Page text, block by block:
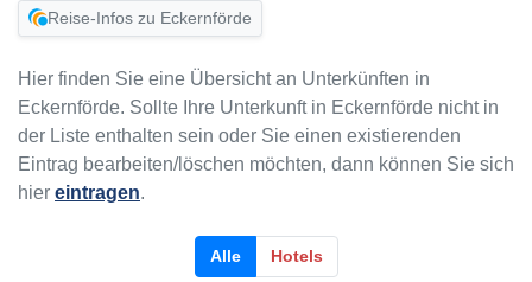
Reise-Infos zu Eckernförde
Hier finden Sie eine Übersicht an Unterkünften in
Eckernförde. Sollte Ihre Unterkunft in Eckernförde nicht in
der Liste enthalten sein oder Sie einen existierenden
Eintrag bearbeiten/löschen möchten, dann können Sie sich
hier eintragen.
Alle Hotels